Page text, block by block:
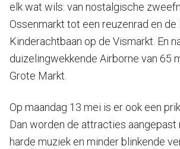
elk wat wils: van nostalgische
Ossenmarkt tot een reuzenrad en de
Kinderachtbaan op de Vismarkt. En
duizelingwekkende Airborne van 65
Grote Markt.
Op maandag 13 mei is er ook een
Dan worden de attracties
harde muziek en minder blinkende